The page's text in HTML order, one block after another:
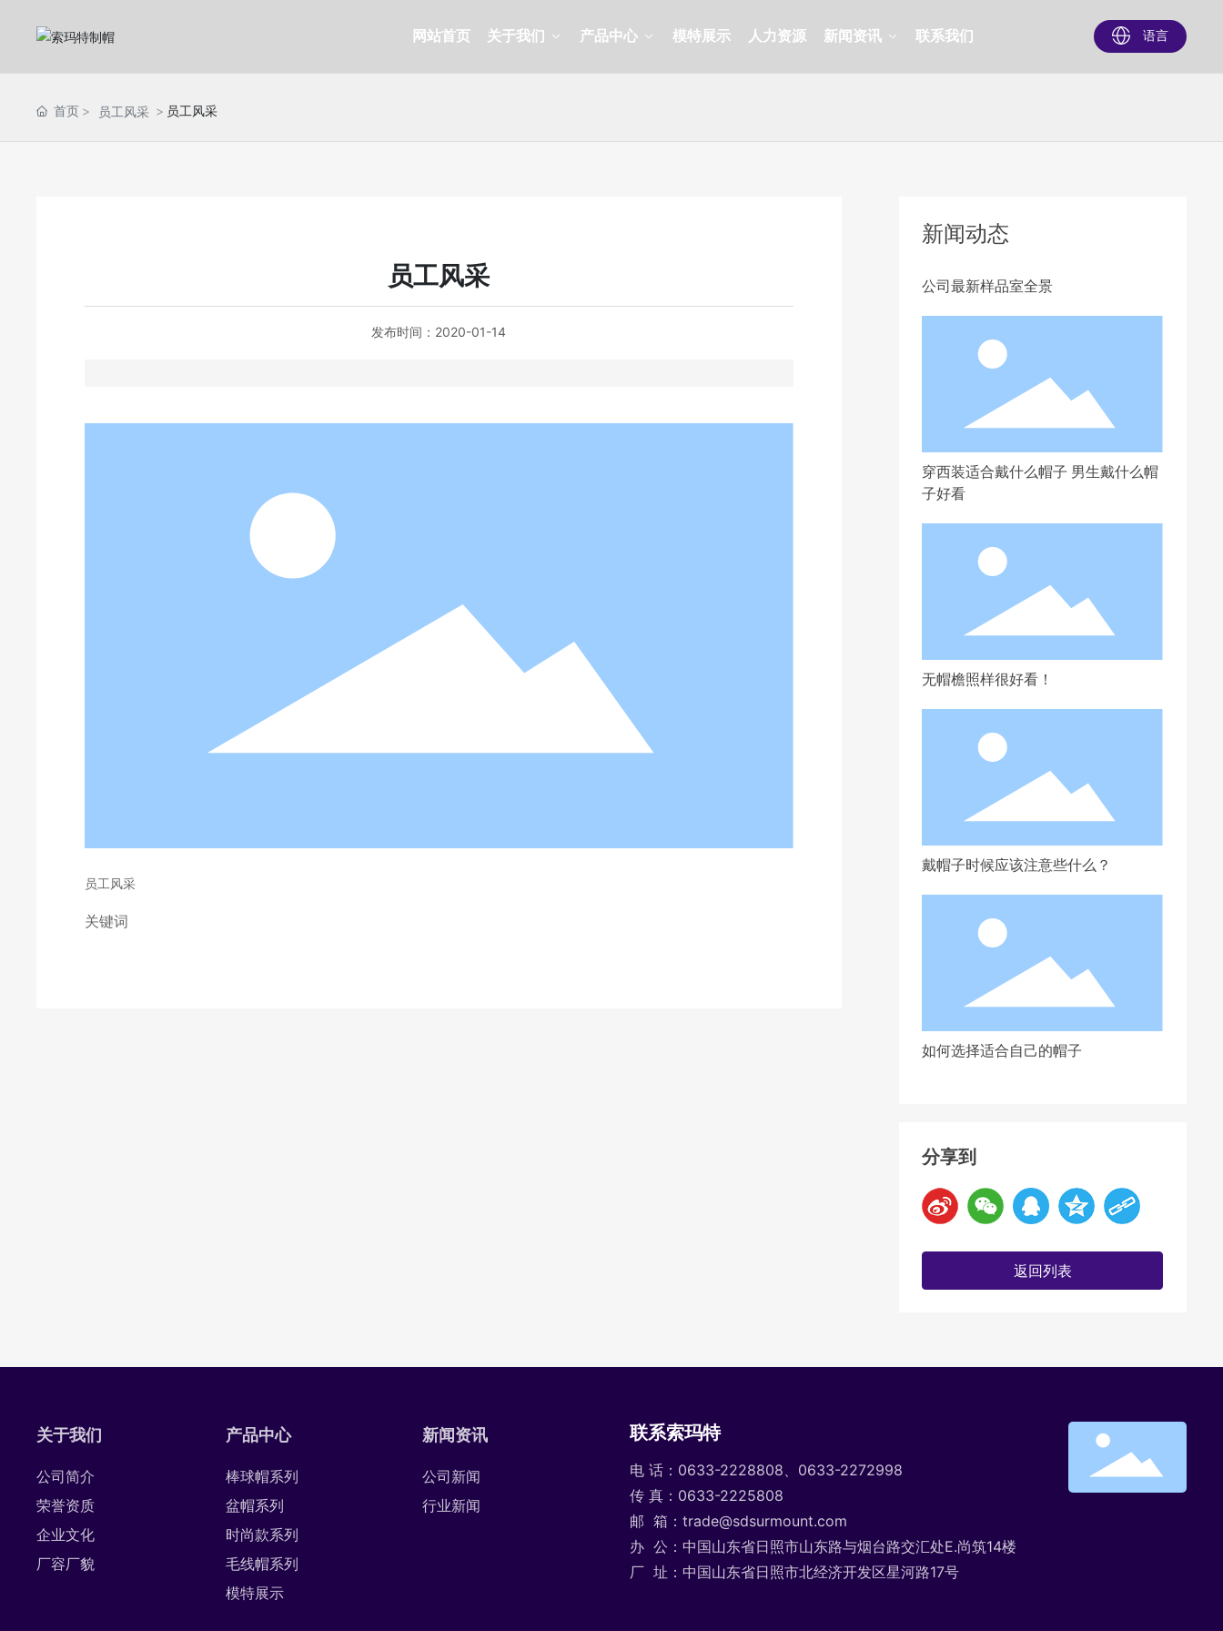
网站首页 关于我们 产品中心 模特展示 人力资源 新闻资讯 联系我们 语言
首页 员工风采 员工风采
员工风采
发布时间： 2020-01-14
员工风采
关键词
新闻动态
公司最新样品室全景
穿西装适合戴什么帽子 男生戴什么帽
子好看
无帽檐照样很好看！
戴帽子时候应该注意些什么？
如何选择适合自己的帽子
分享到
返回列表
关于我们
公司简介
荣誉资质
企业文化
厂容厂貌
产品中心
棒球帽系列
盆帽系列
时尚款系列
毛线帽系列
模特展示
新闻资讯
公司新闻
行业新闻
联系索玛特
电 话： 0633-2228808、 0633-2272998
传 真： 0633-2225808
邮 箱： trade@sdsurmount.com
办 公：中国山东省日照市山东路与烟台路交汇处E.尚筑14楼
厂 址：中国山东省日照市北经济开发区星河路17号